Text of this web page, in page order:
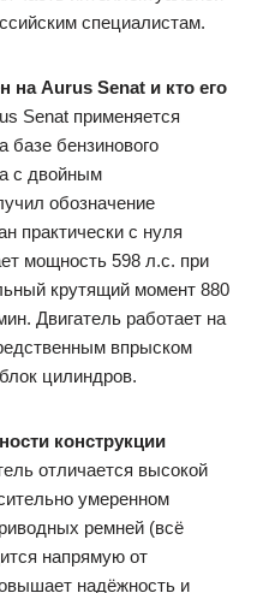
специалистам.
на Aurus Senat и кто его
Senat применяется
базе бензинового
с двойным
обозначение
практически с нуля
мощность 598 л.с. при
крутящий момент 880
Двигатель работает на
впрыском
цилиндров.
конструкции
отличается высокой
умеренном
ремней (всё
напрямую от
надёжность и